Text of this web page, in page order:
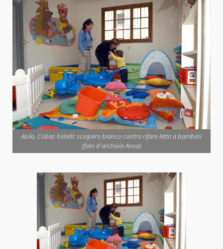
Asilo, Cobas bidelli: sciopero bianco contro rifare letto a bambini
(foto d'archivio Ansa)